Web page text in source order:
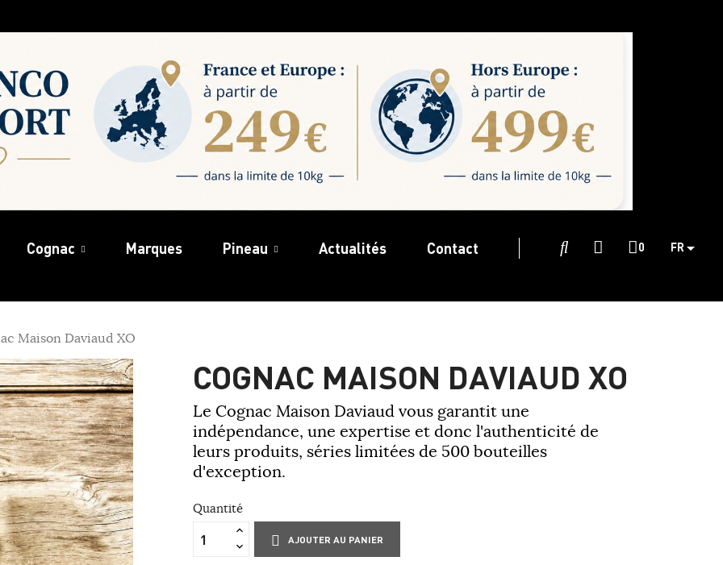
Cognac Marques Pineau Actualités Contact 0 FR
Maison Daviaud XO
COGNAC MAISON DAVIAUD XO
Le Cognac Maison Daviaud vous garantit une
indépendance, une expertise et donc l'authenticité de
leurs produits, séries limitées de 500 bouteilles
d'exception.
Quantité
AJOUTER AU PANIER